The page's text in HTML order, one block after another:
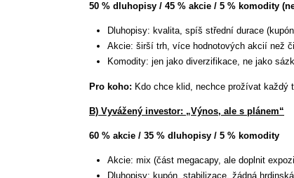
50 % dluhopisy / 45 % akcie / 5 % komodity
Dluhopisy: kvalita, spíš střední durace
Akcie: širší trh, více hodnotových akcií než
Komodity: jen jako diverzifikace, ne jako
Pro koho: Kdo chce klid, nechce prožívat každý
B) Vyvážený investor: „Výnos, ale s plánem“
60 % akcie / 35 % dluhopisy / 5 % komodity
Akcie: mix (část megacapy, ale doplnit
Dluhopisy: kupón, stabilizace, žádná